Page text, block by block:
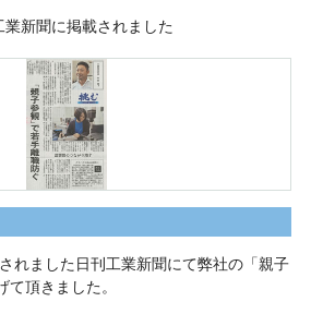
業新聞に掲載されました
れました日刊工業新聞にて弊社の「親子
頂きました。